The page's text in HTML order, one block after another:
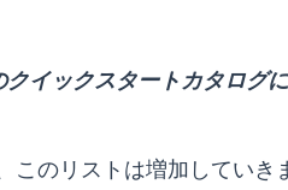
イックスタートカタログに
のリストは増加してい